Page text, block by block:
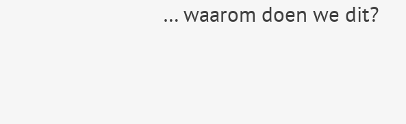
… waarom doen we dit?